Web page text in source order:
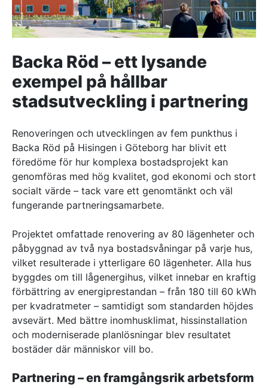
Referenser
AKTUELLT
— Inre hamnen etapp 2 – tillsammans bygger
vi framtidens Norrköping
— Erfarenhetsåterföring skapar mervärde i
strategisk partnering
— Vem leder processerna när projekten blir
går in i produktion
KONTAKT
Drottninggatan 6
541 31 Skövde
0500-48 14 44
info@urkraft.com
Backa Röd – ett lysande
exempel på hållbar
stadsutveckling i partnering
Renoveringen och utvecklingen av fem punkthus i
Backa Röd på Hisingen i Göteborg har blivit ett
föredöme för hur komplexa bostadsprojekt kan
genomföras med hög kvalitet, god ekonomi och stort
socialt värde – tack vare ett genomtänkt och väl
fungerande partneringsamarbete.
Projektet omfattade renovering av 80 lägenheter och
påbyggnad av två nya bostadsvåningar på varje hus,
vilket resulterade i ytterligare 60 lägenheter. Alla hus
byggdes om till lågenergihus, vilket innebar en kraftig
förbättring av energiprestandan – från 180 till 60 kWh
per kvadratmeter – samtidigt som standarden höjdes
avsevärt. Med bättre inomhusklimat, hissinstallation
och moderniserade planlösningar blev resultatet
bostäder där människor vill bo.
Partnering – en framgångsrik arbetsform